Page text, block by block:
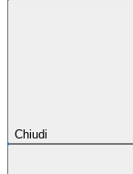
Chiudi